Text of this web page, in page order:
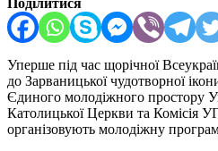
Поділитися
Уперше під час щорічної
до Зарваницької чудотворної
Єдиного молодіжного простору
Католицької Церкви та Комісія
організовують молодіжну